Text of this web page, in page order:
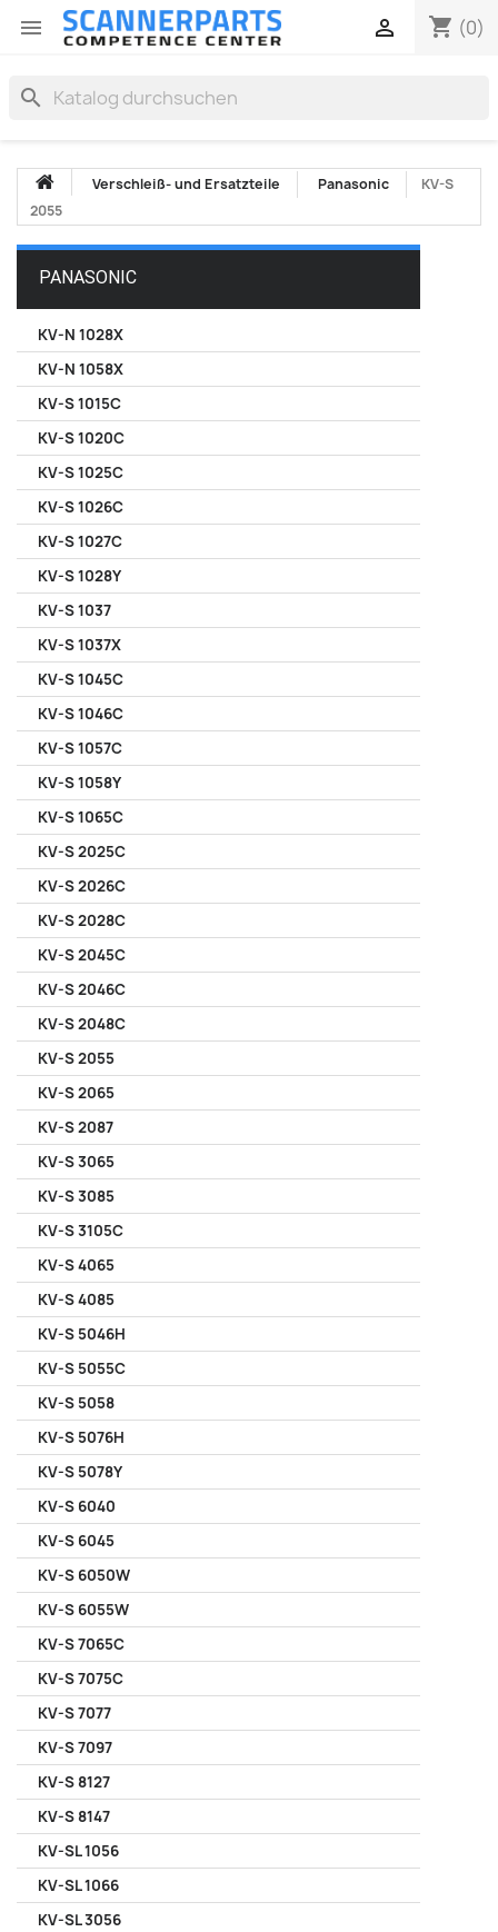
 shopping_cart (0)

search
Verschleiß- und Ersatzteile Panasonic
KV-S
2055
PANASONIC
KV-N 1028X
KV-N 1058X
KV-S 1015C
KV-S 1020C
KV-S 1025C
KV-S 1026C
KV-S 1027C
KV-S 1028Y
KV-S 1037
KV-S 1037X
KV-S 1045C
KV-S 1046C
KV-S 1057C
KV-S 1058Y
KV-S 1065C
KV-S 2025C
KV-S 2026C
KV-S 2028C
KV-S 2045C
KV-S 2046C
KV-S 2048C
KV-S 2055
KV-S 2065
KV-S 2087
KV-S 3065
KV-S 3085
KV-S 3105C
KV-S 4065
KV-S 4085
KV-S 5046H
KV-S 5055C
KV-S 5058
KV-S 5076H
KV-S 5078Y
KV-S 6040
KV-S 6045
KV-S 6050W
KV-S 6055W
KV-S 7065C
KV-S 7075C
KV-S 7077
KV-S 7097
KV-S 8127
KV-S 8147
KV-SL 1056
KV-SL 1066
KV-SL 3056